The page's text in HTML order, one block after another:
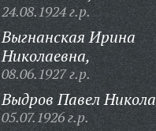
24.08.1924 г.р.
Выгнанская Ирина
Николаевна,
08.06.1927 г.р.
Выдров Павел
05.07.1926 г.р.